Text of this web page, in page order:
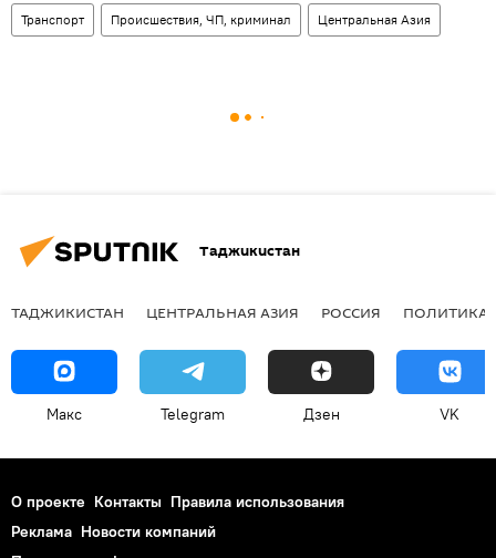
Транспорт Происшествия, ЧП, криминал Центральная Азия
Таджикистан
ТАДЖИКИСТАН ЦЕНТРАЛЬНАЯ АЗИЯ РОССИЯ ПОЛИТИКА
Макс Telegram Дзен VK
О проекте Контакты Правила использования
Реклама Новости компаний